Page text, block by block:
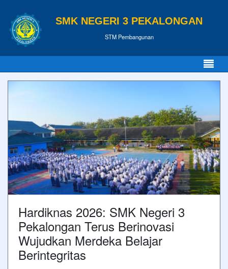
SMK NEGERI 3 PEKALONGAN
STM Pembangunan
Hardiknas 2026: SMK Negeri 3
Pekalongan Terus Berinovasi
Wujudkan Merdeka Belajar
Berintegritas